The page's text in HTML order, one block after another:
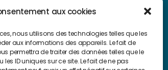
aux cookies
nous utilisons des technologies telles que les
aux informations des appareils. Le fait de
permettra de traiter des données telles que le
ID uniques sur ce site. Le fait de ne pas
NAVIGUER SUR NOTRE SITE
FAIRE UN DON